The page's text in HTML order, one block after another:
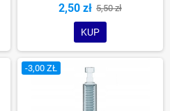
2,50 zł 5,50 zł
KUP
-3,00 ZŁ